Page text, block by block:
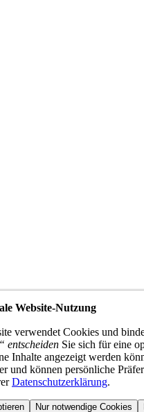
Website-Nutzung
verwendet Cookies und
entscheiden Sie sich für eine
Inhalte angezeigt werden
und können persönliche
Datenschutzerklärung.
Nur notwendige Cookies